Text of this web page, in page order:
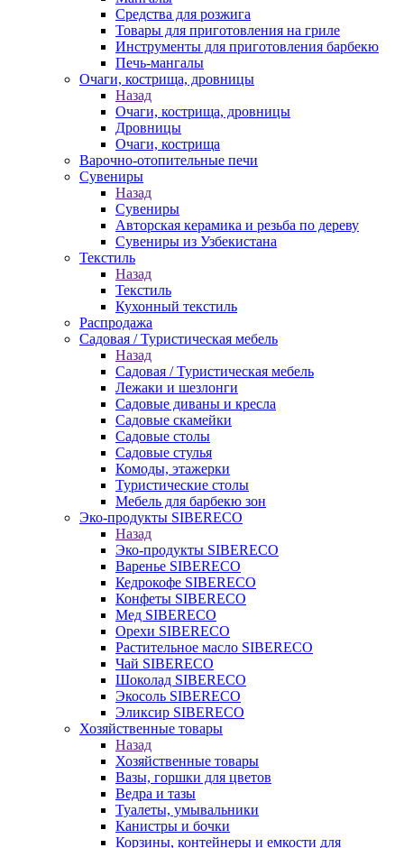
Средства для розжига
Товары для приготовления на гриле
Инструменты для приготовления барбекю
Печь-мангалы
Очаги, кострища, дровницы
Назад
Очаги, кострища, дровницы
Дровницы
Очаги, кострища
Варочно-отопительные печи
Сувениры
Назад
Сувениры
Авторская керамика и резьба по дереву
Сувениры из Узбекистана
Текстиль
Назад
Текстиль
Кухонный текстиль
Распродажа
Садовая / Туристическая мебель
Назад
Садовая / Туристическая мебель
Лежаки и шезлонги
Садовые диваны и кресла
Садовые скамейки
Садовые столы
Садовые стулья
Комоды, этажерки
Туристические столы
Мебель для барбекю зон
Эко-продукты SIBERECO
Назад
Эко-продукты SIBERECO
Варенье SIBERECO
Кедрокофе SIBERECO
Конфеты SIBERECO
Мед SIBERECO
Орехи SIBERECO
Растительное масло SIBERECO
Чай SIBERECO
Шоколад SIBERECO
Экосоль SIBERECO
Эликсир SIBERECO
Хозяйственные товары
Назад
Хозяйственные товары
Вазы, горшки для цветов
Ведра и тазы
Туалеты, умывальники
Канистры и бочки
Корзины, контейнеры и емкости для